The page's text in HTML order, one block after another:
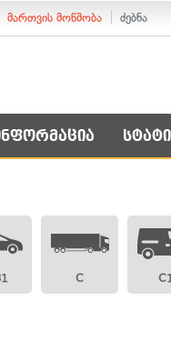
მართვის მოწმობა ძებნა
C